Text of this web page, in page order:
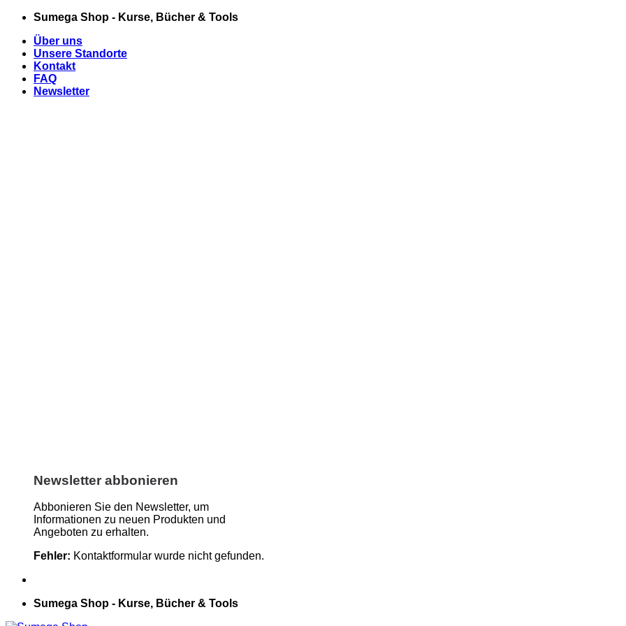
Zum
springen
Sumega Shop - Kurse, Bücher & Tools
Über uns
Unsere Standorte
Kontakt
FAQ
Newsletter
Newsletter abbonieren
Abbonieren Sie den Newsletter, um
Informationen zu neuen Produkten und
Angeboten zu erhalten.
Fehler: Kontaktformular wurde nicht gefunden.
Sumega Shop - Kurse, Bücher & Tools